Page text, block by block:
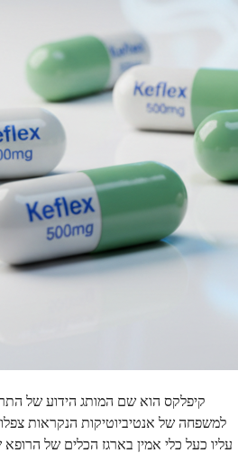
קיפלקס הוא שם המותג הידוע של
למשפחה של אנטיביוטיקות הנקראות
עליו כעל כלי אמין בארגז הכלים של